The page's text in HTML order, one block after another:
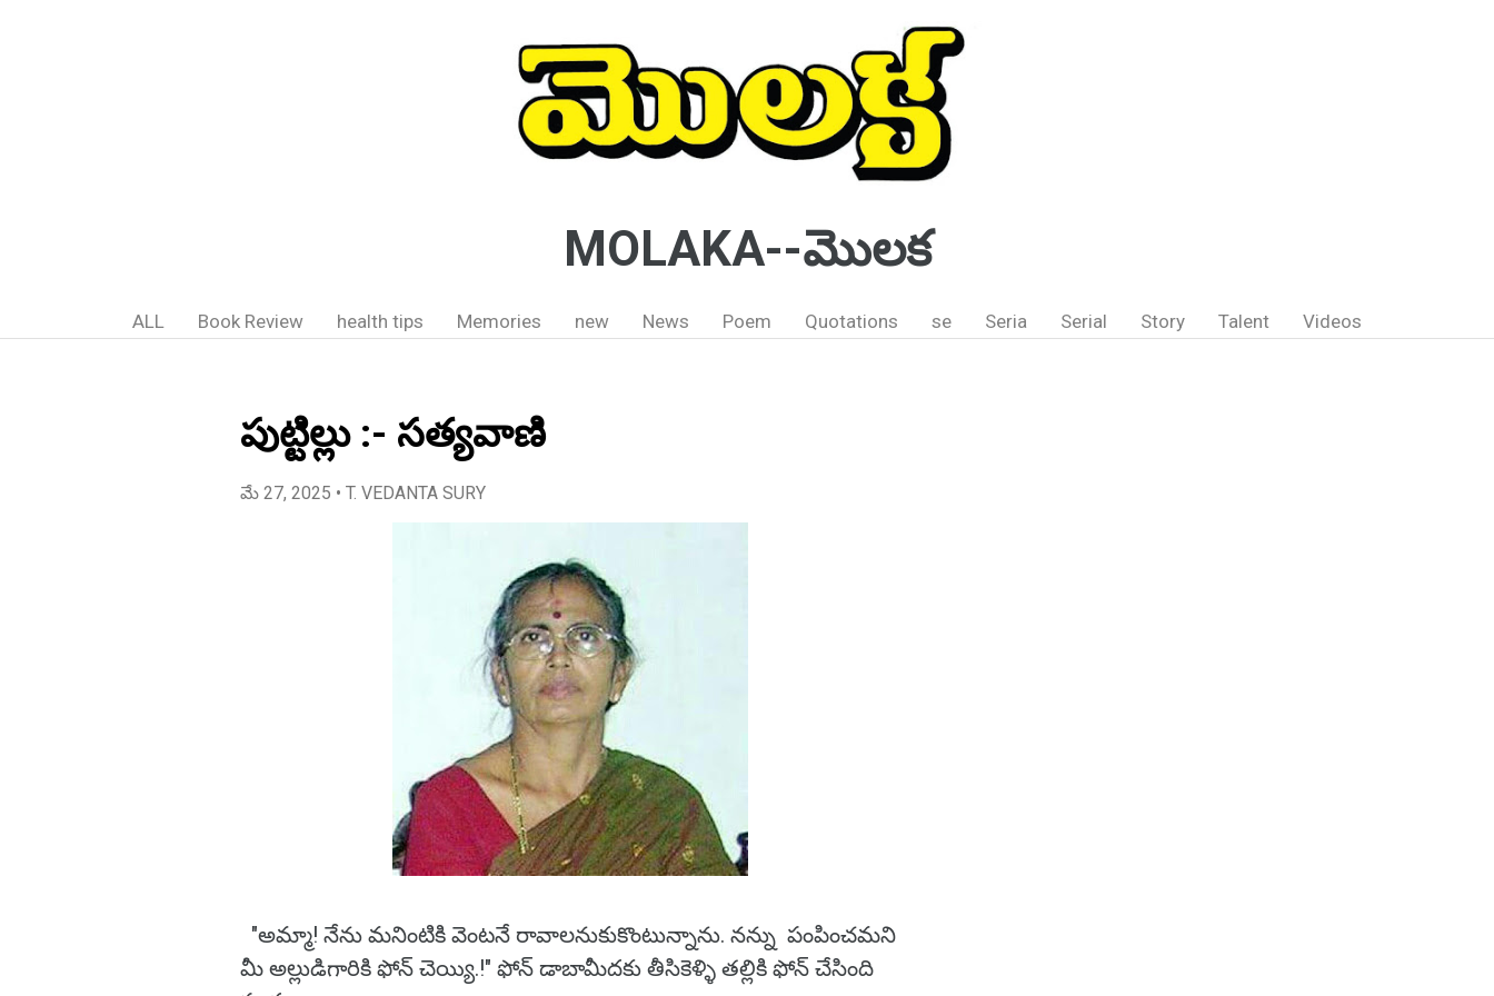
MOLAKA--మొలక
ALL Book Review health tips Memories new News Poem Quotations se Seria Serial Story Talent Videos
పుట్టిల్లు :- సత్యవాణి
మే 27, 2025 • T. VEDANTA SURY
"అమ్మా! నేను మనింటికి వెంటనే రావాలనుకుకొంటున్నాను. నన్ను పంపించమని
మీ అల్లుడిగారికి ఫోన్ చెయ్యి.!" ఫోన్ డాబామీదకు తీసికెళ్ళి తల్లికి ఫోన్ చేసింది